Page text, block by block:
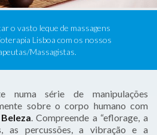
o vasto leque de massagens
Lisboa com os nossos
Massagistas.
numa série de manipulações
sobre o corpo humano com
Beleza . Compreende a “eflorage, a
as percussões, a vibração e a